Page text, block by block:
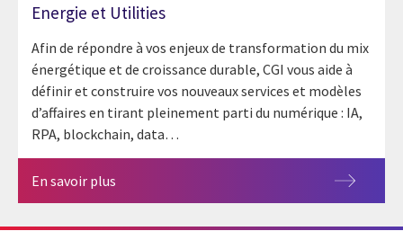
Energie et Utilities
Afin de répondre à vos enjeux de transformation du mix
énergétique et de croissance durable, CGI vous aide à
définir et construire vos nouveaux services et modèles
d’affaires en tirant pleinement parti du numérique : IA,
RPA, blockchain, data…
En savoir plus